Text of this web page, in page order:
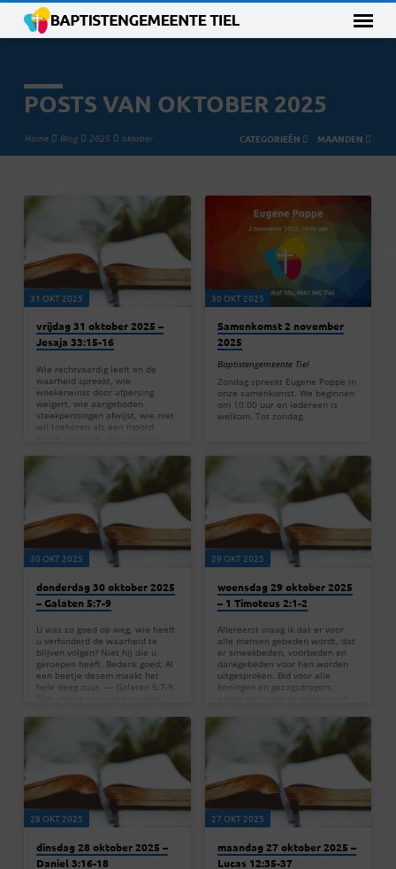
POSTS VAN OKTOBER 2025
Home Blog 2025 oktober CATEGORIEËN MAANDEN
POSTS
VAN
OKTOBER
2025
31 OKT 2025
vrijdag 31 oktober 2025 –
Jesaja 33:15-16
Wie rechtvaardig leeft en de
waarheid spreekt, wie
woekerwinst door afpersing
weigert, wie aangeboden
steekpenningen afwijst, wie niet
wil toehoren als een moord
hierboven wonen, veilig in de
onneembare rotsburcht; in zijn
brood wordt voorzien, aan water
is nooit gebrek. — Jesaja 33:15-
16 Deze verzen uit Jesaja 33:15-
16 gaan over mensen die eerlijk
leven en rechtvaardigheid
nastreven. Het zijn mensen die
zich niet laten verleiden door…
30 OKT 2025
Samenkomst 2 november
2025
Baptistengemeente Tiel
Zondag spreekt Eugene Poppe in
onze samenkomst. We beginnen
om 10.00 uur en iedereen is
welkom. Tot zondag.
30 OKT 2025
donderdag 30 oktober 2025
– Galaten 5:7-9
U was zo goed op weg, wie heeft
u verhinderd de waarheid te
blijven volgen? Niet hij die u
geroepen heeft. Bedenk goed: Al
een beetje desem maakt het
hele deeg zuur. — Galaten 5:7-9
iemand heeft je afgeleid. In
Galaten 5:7-9 staat dat een
kleine hoeveelheid gist het hele
deeg kan doordringen. Dit is een
krachtige metafoor: een klein
beetje negatieve invloed kan je
hele houding…
29 OKT 2025
woensdag 29 oktober 2025
– 1 Timoteus 2:1-2
Allereerst vraag ik dat er voor
alle mensen gebeden wordt, dat
er smeekbeden, voorbeden en
dankgebeden voor hen worden
uitgesproken. Bid voor alle
koningen en gezagsdragers,
en waardigheid. — 1 Timoteus
2:1-2 In 1 Timoteüs 2:1-2 roept
Paulus ons op om te bidden voor
iedereen, vooral voor koningen
en alle hooggeplaatsten.
Waarom? Zodat we een leven
kunnen leiden in rust en vrede,
in toewijding aan God en met
waardigheid. Dit…
28 OKT 2025
dinsdag 28 oktober 2025 –
Daniel 3:16-18
27 OKT 2025
maandag 27 oktober 2025 –
Lucas 12:35-37